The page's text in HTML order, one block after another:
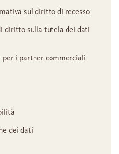
sul diritto di recesso
diritto sulla tutela dei dati
i partner commerciali
dei dati